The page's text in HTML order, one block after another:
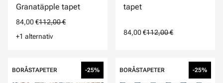
Granatäpple tapet
84,00 €112,00 €
+1 alternativ
tapet
84,00 €112,00 €
BORÅSTAPETER -25% BORÅSTAPETER -25%